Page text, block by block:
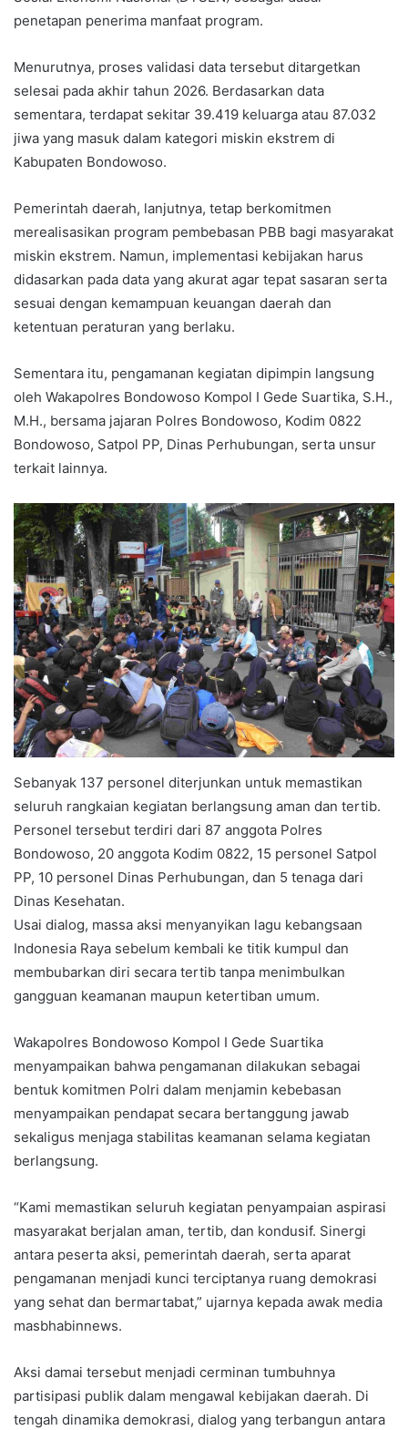
penetapan penerima manfaat program.
Menurutnya, proses validasi data tersebut ditargetkan
selesai pada akhir tahun 2026. Berdasarkan data
sementara, terdapat sekitar 39.419 keluarga atau 87.032
jiwa yang masuk dalam kategori miskin ekstrem di
Kabupaten Bondowoso.
Pemerintah daerah, lanjutnya, tetap berkomitmen
merealisasikan program pembebasan PBB bagi masyarakat
miskin ekstrem. Namun, implementasi kebijakan harus
didasarkan pada data yang akurat agar tepat sasaran serta
sesuai dengan kemampuan keuangan daerah dan
ketentuan peraturan yang berlaku.
Sementara itu, pengamanan kegiatan dipimpin langsung
oleh Wakapolres Bondowoso Kompol I Gede Suartika, S.H.,
M.H., bersama jajaran Polres Bondowoso, Kodim 0822
Bondowoso, Satpol PP, Dinas Perhubungan, serta unsur
terkait lainnya.
Sebanyak 137 personel diterjunkan untuk memastikan
seluruh rangkaian kegiatan berlangsung aman dan tertib.
Personel tersebut terdiri dari 87 anggota Polres
Bondowoso, 20 anggota Kodim 0822, 15 personel Satpol
PP, 10 personel Dinas Perhubungan, dan 5 tenaga dari
Dinas Kesehatan.
Usai dialog, massa aksi menyanyikan lagu kebangsaan
Indonesia Raya sebelum kembali ke titik kumpul dan
membubarkan diri secara tertib tanpa menimbulkan
gangguan keamanan maupun ketertiban umum.
Wakapolres Bondowoso Kompol I Gede Suartika
menyampaikan bahwa pengamanan dilakukan sebagai
bentuk komitmen Polri dalam menjamin kebebasan
menyampaikan pendapat secara bertanggung jawab
sekaligus menjaga stabilitas keamanan selama kegiatan
berlangsung.
“Kami memastikan seluruh kegiatan penyampaian aspirasi
masyarakat berjalan aman, tertib, dan kondusif. Sinergi
antara peserta aksi, pemerintah daerah, serta aparat
pengamanan menjadi kunci terciptanya ruang demokrasi
yang sehat dan bermartabat,” ujarnya kepada awak media
masbhabinnews.
Aksi damai tersebut menjadi cerminan tumbuhnya
partisipasi publik dalam mengawal kebijakan daerah. Di
tengah dinamika demokrasi, dialog yang terbangun antara